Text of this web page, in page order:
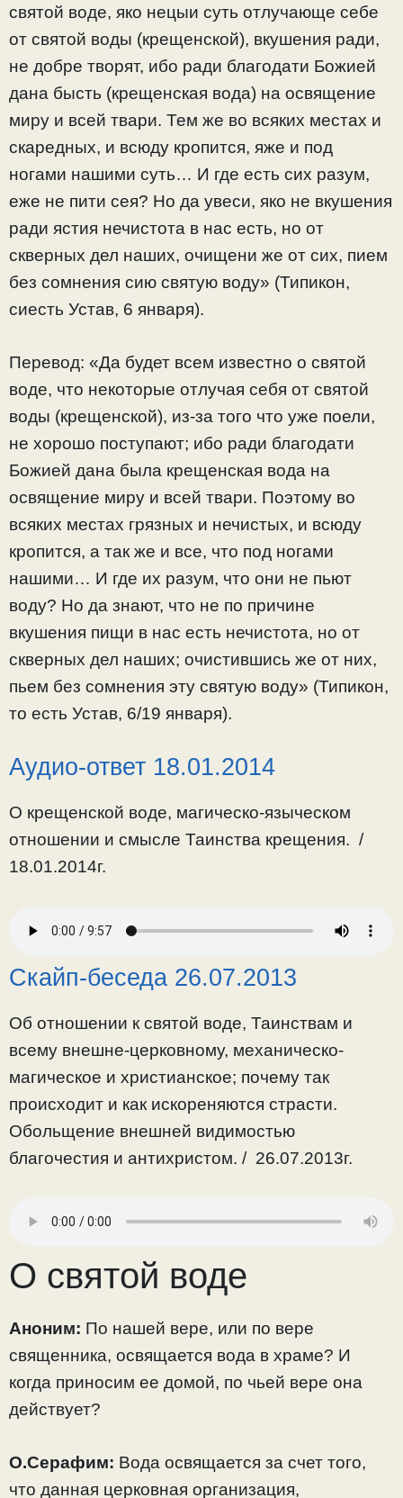
святой воде, яко нецыи суть отлучающе себе
от святой воды (крещенской), вкушения ради,
не добре творят, ибо ради благодати Божией
дана бысть (крещенская вода) на освящение
миру и всей твари. Тем же во всяких местах и
скаредных, и всюду кропится, яже и под
ногами нашими суть… И где есть сих разум,
еже не пити сея? Но да увеси, яко не вкушения
ради ястия нечистота в нас есть, но от
скверных дел наших, очищени же от сих, пием
без сомнения сию святую воду» (Типикон,
сиесть Устав, 6 января).
Перевод: «Да будет всем известно о святой
воде, что некоторые отлучая себя от святой
воды (крещенской), из-за того что уже поели,
не хорошо поступают; ибо ради благодати
Божией дана была крещенская вода на
освящение миру и всей твари. Поэтому во
всяких местах грязных и нечистых, и всюду
кропится, а так же и все, что под ногами
нашими… И где их разум, что они не пьют
воду? Но да знают, что не по причине
вкушения пищи в нас есть нечистота, но от
скверных дел наших; очистившись же от них,
пьем без сомнения эту святую воду» (Типикон,
то есть Устав, 6/19 января).
Аудио-ответ 18.01.2014
О крещенской воде, магическо-языческом
отношении и смысле Таинства крещения. /
18.01.2014г.
Скайп-беседа 26.07.2013
Об отношении к святой воде, Таинствам и
всему внешне-церковному, механическо-
магическое и христианское; почему так
происходит и как искореняются страсти.
Обольщение внешней видимостью
благочестия и антихристом. / 26.07.2013г.
О святой воде
Аноним: По нашей вере, или по вере
священника, освящается вода в храме? И
когда приносим ее домой, по чьей вере она
действует?
О.Серафим: Вода освящается за счет того,
что данная церковная организация,